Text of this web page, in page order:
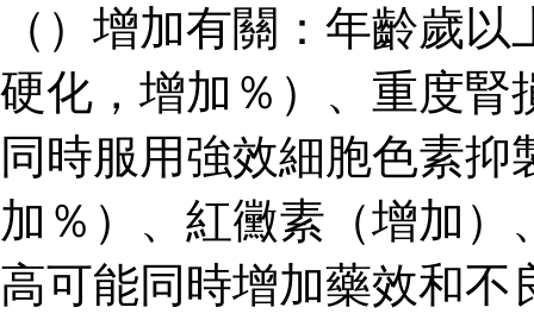
（）增加有關：年齡歲
硬化，增加％）、重度腎
同時服用強效細胞色素
加％）、紅黴素（增加
高可能同時增加藥效和不